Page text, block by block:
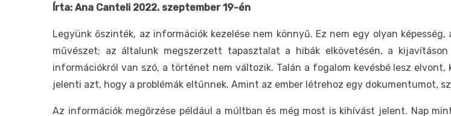
Írta: Ana Canteli 2022. szeptember 19-én
Legyünk őszinték, az információk kezelése nem könnyű. Ez nem egy olyan
művészet; az általunk megszerzett tapasztalat a hibák elkövetésén, a
információkról van szó, a történet nem változik. Talán a fogalom kevésbé lesz
jelenti azt, hogy a problémák eltűnnek. Amint az ember létrehoz egy dokumentumot,
Az információk megőrzése például a múltban és még most is kihívást jelent. Nap